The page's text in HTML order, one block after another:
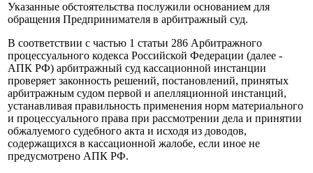
Указанные обстоятельства послужили основанием для
обращения Предпринимателя в арбитражный суд.
В соответствии с частью 1 статьи 286 Арбитражного
процессуального кодекса Российской Федерации (далее -
АПК РФ) арбитражный суд кассационной инстанции
проверяет законность решений, постановлений, принятых
арбитражным судом первой и апелляционной инстанций,
устанавливая правильность применения норм материального
и процессуального права при рассмотрении дела и принятии
обжалуемого судебного акта и исходя из доводов,
содержащихся в кассационной жалобе, если иное не
предусмотрено АПК РФ.